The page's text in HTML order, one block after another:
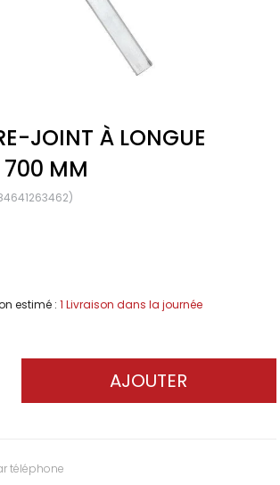
JOINT À LONGUE
700 MM
estimé : 1 Livraison dans la journée
téléphone